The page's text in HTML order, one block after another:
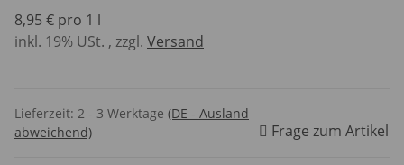
8,95 € pro 1 l
inkl. 19% USt. , zzgl. Versand
Lieferzeit: 2 - 3 Werktage (DE - Ausland
abweichend)
Frage zum Artikel